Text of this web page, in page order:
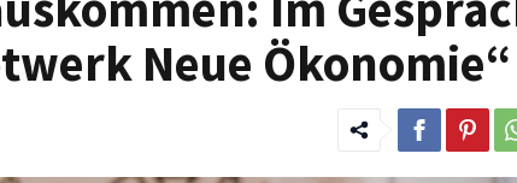
Neue Ökonomie“